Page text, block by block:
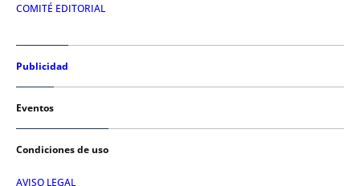
COMITÉ EDITORIAL
Publicidad
Eventos
Condiciones de uso
AVISO LEGAL